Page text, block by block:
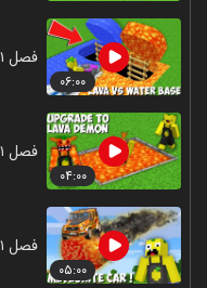
۰۶:۰۰
فصل ۱ - لیمو لاوا و آب
۰۴:۰۰
فصل ۱ - لیمو لاوا و آب ماینکرفت
۰۵:۰۰
فصل ۱ - لیمو شهاب سنگ